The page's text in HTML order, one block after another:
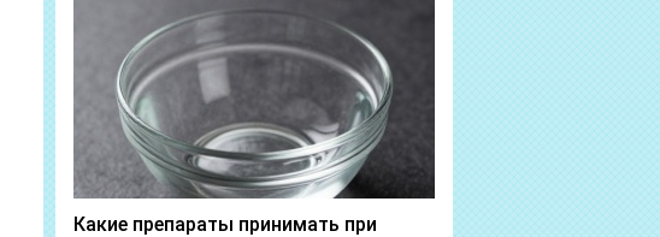
Какие препараты принимать при